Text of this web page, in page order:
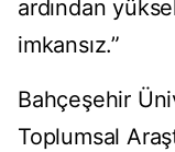
ardından
imkansız.”
Bahçeşehir
Toplumsal